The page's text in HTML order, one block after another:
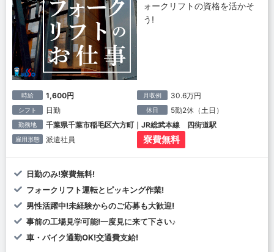
ォークリフトの資格を活かそ
う!
時給 1,600円 月収例 30.6万円
シフト 日勤 休日 5勤2休（土日）
勤務地 千葉県千葉市稲毛区六方町｜JR総武本線 四街道駅
雇用形態 派遣社員 寮費無料
日勤のみ!寮費無料!
フォークリフト運転とピッキング作業!
男性活躍中!未経験からのご応募も大歓迎!
事前の工場見学可能!一度見に来て下さい♪
車・バイク通勤OK!交通費支給!